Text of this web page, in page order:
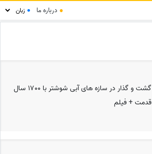
● درباره ما ●
گشت و گذار در سازه های آبی شوشتر با 1700 سال
قدمت + فیلم